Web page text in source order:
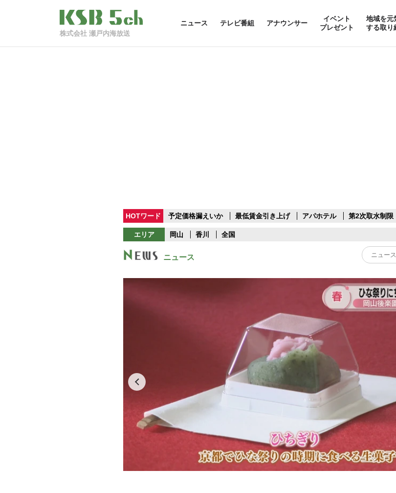
株式会社 瀬戸内海放送
ニュース テレビ番組 アナウンサー
イベント
プレゼント
地域を元
する取り
HOTワード 予定価格漏えいか 最低賃金引き上げ アパホテル 第2次取水制限
エリア 岡山 香川 全国
ニュース